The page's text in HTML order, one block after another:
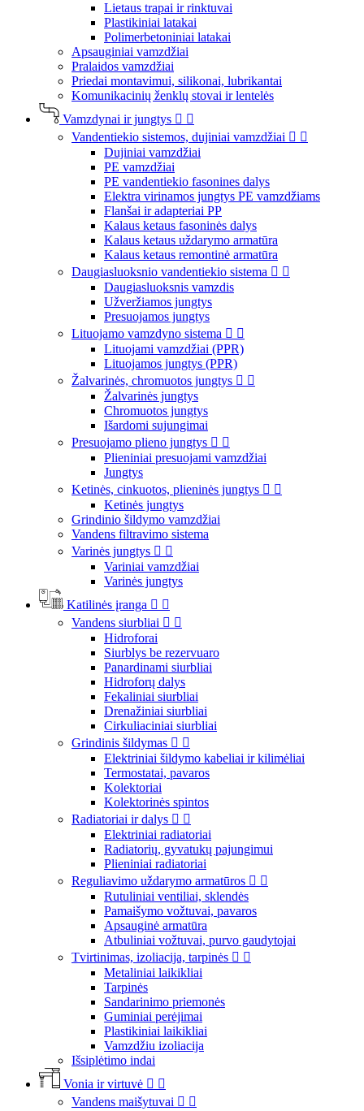
Lietaus trapai ir rinktuvai
Plastikiniai latakai
Polimerbetoniniai latakai
Apsauginiai vamzdžiai
Pralaidos vamzdžiai
Priedai montavimui, silikonai, lubrikantai
Komunikacinių ženklų stovai ir lentelės
Vamzdynai ir jungtys  
Vandentiekio sistemos, dujiniai vamzdžiai  
Dujiniai vamzdžiai
PE vamzdžiai
PE vandentiekio fasonines dalys
Elektra virinamos jungtys PE vamzdžiams
Flanšai ir adapteriai PP
Kalaus ketaus fasoninės dalys
Kalaus ketaus uždarymo armatūra
Kalaus ketaus remontinė armatūra
Daugiasluoksnio vandentiekio sistema  
Daugiasluoksnis vamzdis
Užveržiamos jungtys
Presuojamos jungtys
Lituojamo vamzdyno sistema  
Lituojami vamzdžiai (PPR)
Lituojamos jungtys (PPR)
Žalvarinės, chromuotos jungtys  
Žalvarinės jungtys
Chromuotos jungtys
Išardomi sujungimai
Presuojamo plieno jungtys  
Plieniniai presuojami vamzdžiai
Jungtys
Ketinės, cinkuotos, plieninės jungtys  
Ketinės jungtys
Grindinio šildymo vamzdžiai
Vandens filtravimo sistema
Varinės jungtys  
Variniai vamzdžiai
Varinės jungtys
Katilinės įranga  
Vandens siurbliai  
Hidroforai
Siurblys be rezervuaro
Panardinami siurbliai
Hidroforų dalys
Fekaliniai siurbliai
Drenažiniai siurbliai
Cirkuliaciniai siurbliai
Grindinis šildymas  
Elektriniai šildymo kabeliai ir kilimėliai
Termostatai, pavaros
Kolektoriai
Kolektorinės spintos
Radiatoriai ir dalys  
Elektriniai radiatoriai
Radiatorių, gyvatukų pajungimui
Plieniniai radiatoriai
Reguliavimo uždarymo armatūros  
Rutuliniai ventiliai, sklendės
Pamaišymo vožtuvai, pavaros
Apsauginė armatūra
Atbuliniai vožtuvai, purvo gaudytojai
Tvirtinimas, izoliacija, tarpinės  
Metaliniai laikikliai
Tarpinės
Sandarinimo priemonės
Guminiai perėjimai
Plastikiniai laikikliai
Vamzdžiu izoliacija
Išsiplėtimo indai
Vonia ir virtuvė  
Vandens maišytuvai  